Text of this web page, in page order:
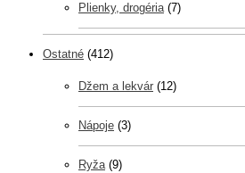
Plienky, drogéria (7)
Ostatné (412)
Džem a lekvár (12)
Nápoje (3)
Ryža (9)